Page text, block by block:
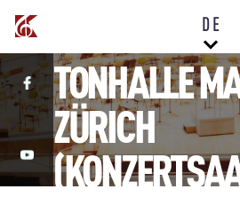
DE
TONHALLE
ZÜRICH